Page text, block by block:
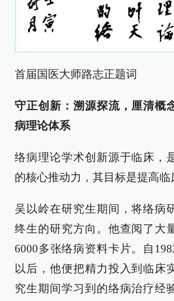
首届国医大师路志正题词
守正创新：溯源探流，厘清概
病理论体系
络病理论学术创新源于临床，
的核心推动力，其目标是提高临
吴以岭在研究生期间，将络病
终生的研究方向。他查阅了大
6000多张络病资料卡片。自
以后，他便把精力投入到临床
究生期间学习到的络病治疗经